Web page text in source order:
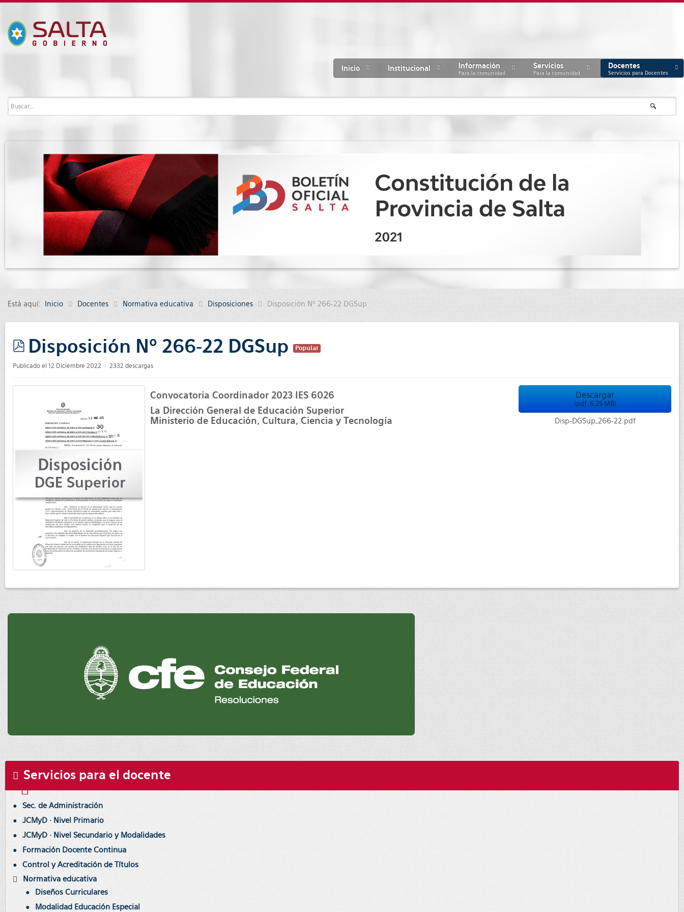
Inicio Institucional Información
Para la comunidad
Servicios
Para la comunidad
Docentes
Servicios para Docentes
Está aquí: Inicio Docentes Normativa educativa Disposiciones Disposición Nº 266-22 DGSup
Disposición Nº 266-22 DGSup Popular
Publicado el 12 Diciembre 2022 2332 descargas
Descargar
(pdf, 6.25 MB)
Disp-DGSup_266-22.pdf
Convocatoria Coordinador 2023 IES 6026
La Dirección General de Educación Superior
Ministerio de Educación, Cultura, Ciencia y Tecnología
Servicios para el docente
Sec. de Administración
JCMyD · Nivel Primario
JCMyD · Nivel Secundario y Modalidades
Formación Docente Continua
Control y Acreditación de Títulos
Normativa educativa
Diseños Curriculares
Modalidad Educación Especial